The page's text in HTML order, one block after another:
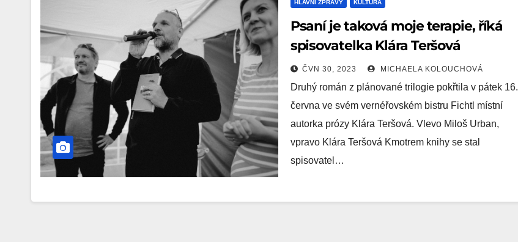
HLAVNÍ ZPRÁVY KULTURA
Psaní je taková moje terapie, říká
spisovatelka Klára Teršová
ČVN 30, 2023 MICHAELA KOLOUCHOVÁ
Druhý román z plánované trilogie pokřtila v pátek 16.
června ve svém vernéřovském bistru Fichtl místní
autorka prózy Klára Teršová. Vlevo Miloš Urban,
vpravo Klára Teršová Kmotrem knihy se stal
spisovatel…